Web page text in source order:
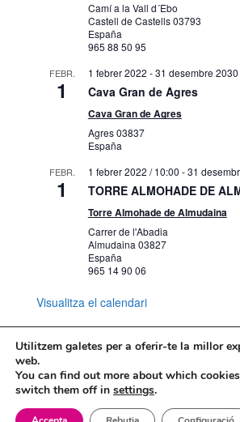
Camí a la Vall d´Ebo
Castell de Castells03793
España
965 88 50 95
FEBR.
1
1 febrer 2022 -31 desembre 2030
Cava Gran de Agres
Cava Gran de Agres
Agres03837
España
FEBR.
1
1 febrer 2022 / 10:00 -31
TORRE ALMOHADE DE
Torre Almohade de Almudaina
Carrer de l'Abadia
Almudaina03827
España
965 14 90 06
Visualitza el calendari
Mapa web
Política de
Politica de cookies
Utilitzem galetes per a oferir-te la millor
web.
You can find out more about which
switch them off in settings.